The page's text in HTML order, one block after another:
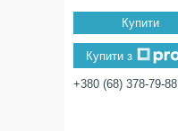
Купити
Купити з
+380 (68) 378-79-88